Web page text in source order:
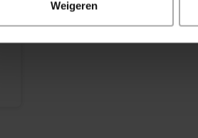
Weigeren